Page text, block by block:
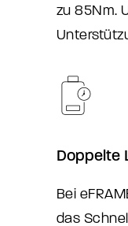
zu 85Nm.
Doppelte
Bei
das